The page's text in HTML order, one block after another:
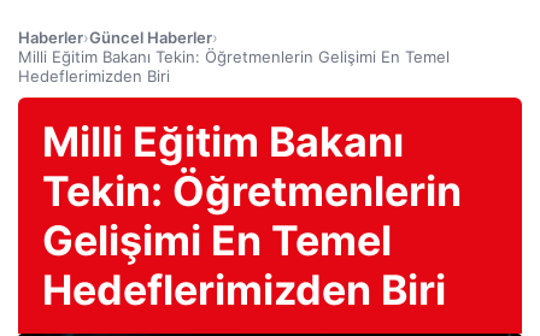
Haberler›Güncel Haberler›
Milli Eğitim Bakanı Tekin: Öğretmenlerin Gelişimi En Temel
Hedeflerimizden Biri
Milli Eğitim Bakanı
Tekin: Öğretmenlerin
Gelişimi En Temel
Hedeflerimizden Biri